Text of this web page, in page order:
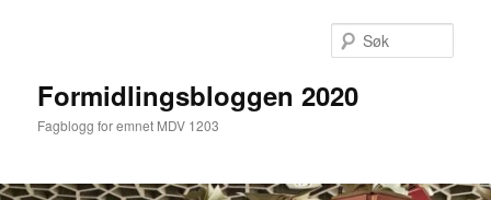
Formidlingsbloggen 2020
Fagblogg for emnet MDV 1203